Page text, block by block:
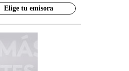
Elige tu emisora